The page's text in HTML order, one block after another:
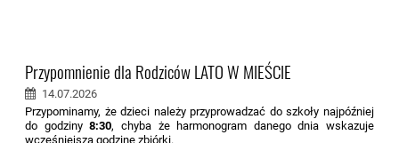
Przypomnienie dla Rodziców LATO W MIEŚCIE
14.07.2026
Przypominamy, że dzieci należy przyprowadzać do szkoły najpóźniej
do godziny8:30, chyba że harmonogram danego dnia wskazuje
wcześniejszą godzinę zbiórki.